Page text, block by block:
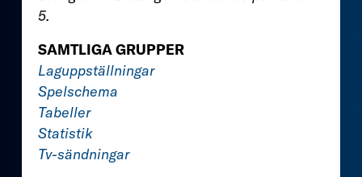
5.
SAMTLIGA GRUPPER
Laguppställningar
Spelschema
Tabeller
Statistik
Tv-sändningar